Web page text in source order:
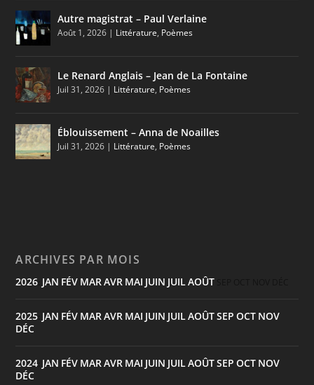
Autre magistrat – Paul Verlaine
Août 1, 2026 | Littérature, Poèmes
Le Renard Anglais – Jean de La Fontaine
Juil 31, 2026 | Littérature, Poèmes
Éblouissement – Anna de Noailles
Juil 31, 2026 | Littérature, Poèmes
ARCHIVES PAR MOIS
2026 JAN FÉV MAR AVR MAI JUIN JUIL AOÛT
2025 JAN FÉV MAR AVR MAI JUIN JUIL AOÛTSEP OCT NOV
DÉC
2024 JAN FÉV MAR AVR MAI JUIN JUIL AOÛTSEP OCT NOV
DÉC